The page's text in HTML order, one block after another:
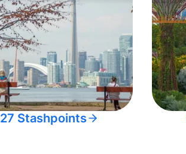
27 Stashpoints